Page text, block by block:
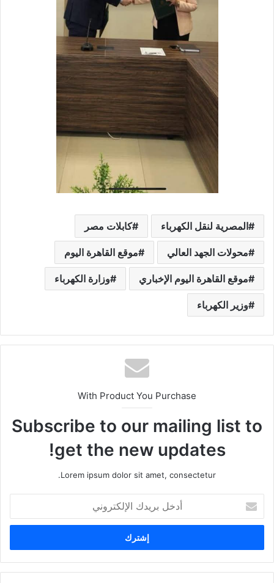
المصرية لنقل الكهرباء كابلات مصر
محولات الجهد العالي موقع القاهرة اليوم
موقع القاهرة اليوم الإخباري وزارة الكهرباء
وزير الكهرباء
With Product You Purchase
Subscribe to our mailing list to
get the new updates!
Lorem ipsum dolor sit amet, consectetur.
خ
ب
ر